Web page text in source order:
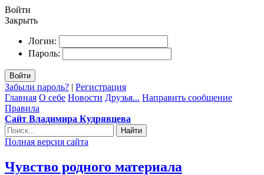
Войти
Закрыть
Логин:
Пароль:
Войти
Забыли пароль? | Регистрация
Главная О себе Новости Друзья... Направить сообщение
Правила
Сайт Владимира Кудрявцева
Найти
Полная версия сайта
Чувство родного материала